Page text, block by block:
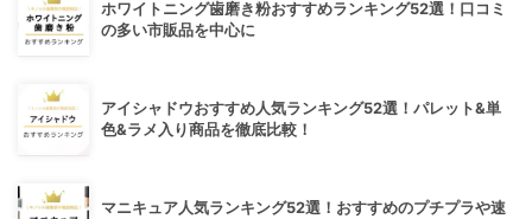
ホワイトニング歯磨き粉おすすめランキング52選！口コミ
の多い市販品を中心に
アイシャドウおすすめ人気ランキング52選！パレット&単
色&ラメ入り商品を徹底比較！
マニキュア人気ランキング52選！おすすめのプチプラや速